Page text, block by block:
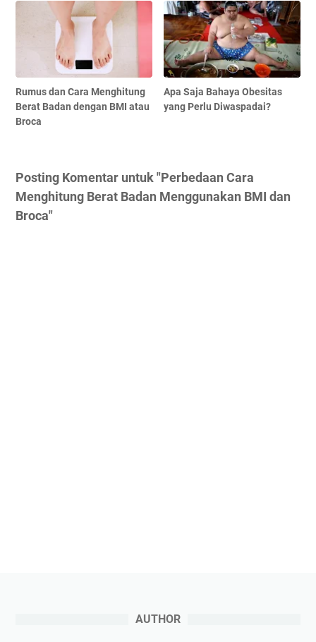
Rumus dan Cara Menghitung
Berat Badan dengan BMI atau
Broca
Apa Saja Bahaya Obesitas
yang Perlu Diwaspadai?
Posting Komentar untuk "Perbedaan Cara
Menghitung Berat Badan Menggunakan BMI dan
Broca"
AUTHOR